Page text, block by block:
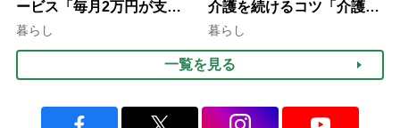
ービス「毎月2万円が支給
される」ケースも【FP解
暮らし
介護を続けるコツ「介護は
10年以上続くことも…3つ
みよう」【社会福祉士解
説】
暮らし
一覧を見る